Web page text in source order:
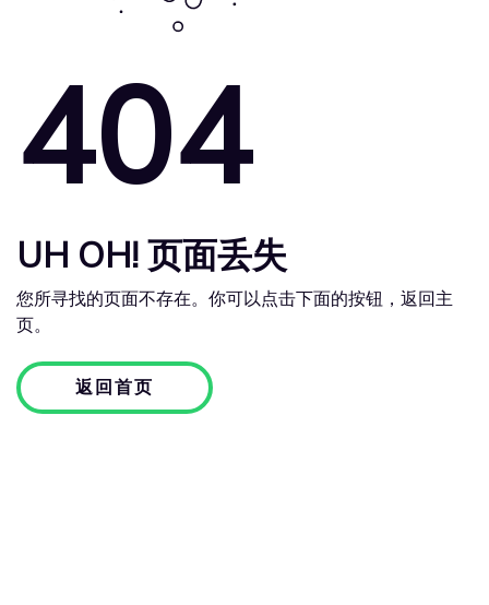
404
UH OH! 页面丢失
您所寻找的页面不存在。你可以点击下面的按钮，返回主
页。
返回首页